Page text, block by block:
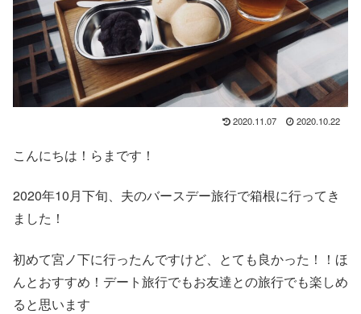
2020.11.07 2020.10.22
こんにちは！らまです！
2020年10月下旬、夫のバースデー旅行で箱根に行ってき
ました！
初めて宮ノ下に行ったんですけど、とても良かった！！ほ
んとおすすめ！デート旅行でもお友達との旅行でも楽しめ
ると思います